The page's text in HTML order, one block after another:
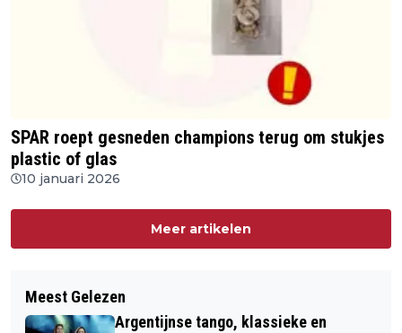
SPAR roept gesneden champions terug om stukjes
plastic of glas
10 januari 2026
Meer artikelen
Meest Gelezen
Argentijnse tango, klassieke en